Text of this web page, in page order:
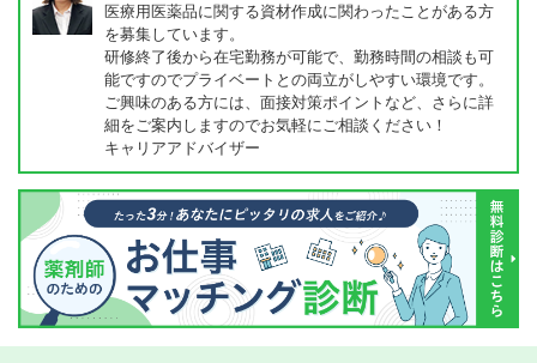
医療用医薬品に関する資材作成に関わったことがある方
を募集しています。
研修終了後から在宅勤務が可能で、勤務時間の相談も可
能ですのでプライベートとの両立がしやすい環境です。
ご興味のある方には、面接対策ポイントなど、さらに詳
細をご案内しますのでお気軽にご相談ください！
キャリアアドバイザー